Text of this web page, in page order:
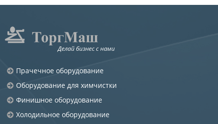
Прачечное оборудование
Оборудование для химчистки
Финишное оборудование
Холодильное оборудование